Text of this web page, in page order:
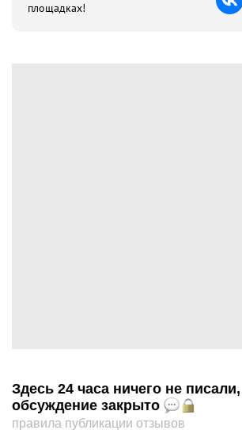
площадках!
Здесь 24 часа ничего не
обсуждение закрыто
правила публикации отзывов